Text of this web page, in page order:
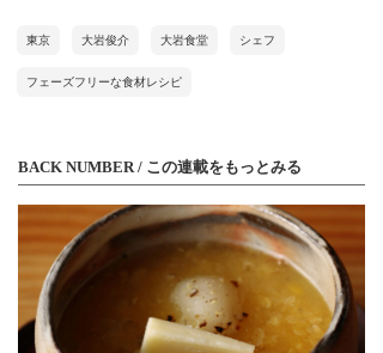
東京 大岩俊介 大岩食堂 シェフ
フェーズフリーな食材レシピ
BACK NUMBER / この連載をもっとみる